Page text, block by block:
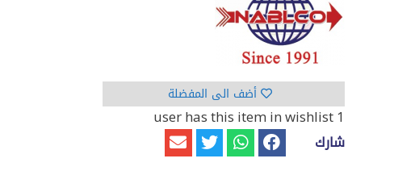
أضف الى المفضلة
1 user
has this item in wishlist
شارك